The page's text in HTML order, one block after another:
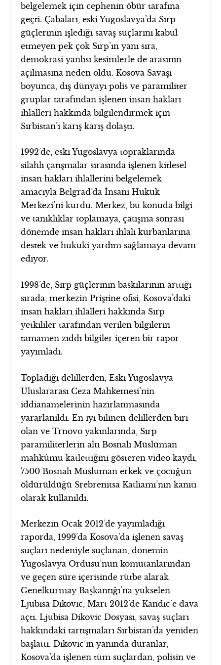
belgelemek için cephenin öbür tarafına
geçti. Çabaları, eski Yugoslavya’da Sırp
güçlerinin işlediği savaş suçlarını kabul
etmeyen pek çok Sırp’ın yanı sıra,
demokrasi yanlısı kesimlerle de arasının
açılmasına neden oldu. Kosova Savaşı
boyunca, dış dünyayı polis ve paramiliter
gruplar tarafından işlenen insan hakları
ihlalleri hakkında bilgilendirmek için
Sırbistan’ı karış karış dolaştı.
1992’de, eski Yugoslavya topraklarında
silahlı çatışmalar sırasında işlenen kitlesel
insan hakları ihlallerini belgelemek
amacıyla Belgrad’da İnsani Hukuk
Merkezi’ni kurdu. Merkez, bu konuda bilgi
ve tanıklıklar toplamaya, çatışma sonrası
dönemde insan hakları ihlali kurbanlarına
destek ve hukuki yardım sağlamaya devam
ediyor.
1998’de, Sırp güçlerinin baskılarının arttığı
sırada, merkezin Priştine ofisi, Kosova’daki
insan hakları ihlalleri hakkında Sırp
yetkililer tarafından verilen bilgilerin
tamamen zıddı bilgiler içeren bir rapor
yayımladı.
Topladığı delillerden, Eski Yugoslavya
Uluslararası Ceza Mahkemesi’nin
iddianamelerinin hazırlanmasında
yararlanıldı. En iyi bilinen delillerden biri
olan ve Trnovo yakınlarında, Sırp
paramiliterlerin altı Bosnalı Müslüman
mahkûmu katlettiğini gösteren video kaydı,
7500 Bosnalı Müslüman erkek ve çocuğun
öldürüldüğü Srebrenitsa Katliamı’nın kanıtı
olarak kullanıldı.
Merkezin Ocak 2012’de yayımladığı
raporda, 1999’da Kosova’da işlenen savaş
suçları nedeniyle suçlanan, dönemin
Yugoslavya Ordusu’nun komutanlarından
ve geçen süre içerisinde rütbe alarak
Genelkurmay Başkantığı’na yükselen
Ljubisa Dikovic, Mart 2012’de Kandic’e dava
açtı. Ljubisa Dikovic Dosyası, savaş suçları
hakkındaki tartışmaları Sırbistan’da yeniden
başlattı. Dikovic’in yanında duranlar,
Kosova’da işlenen tüm suçlardan, polisin ve